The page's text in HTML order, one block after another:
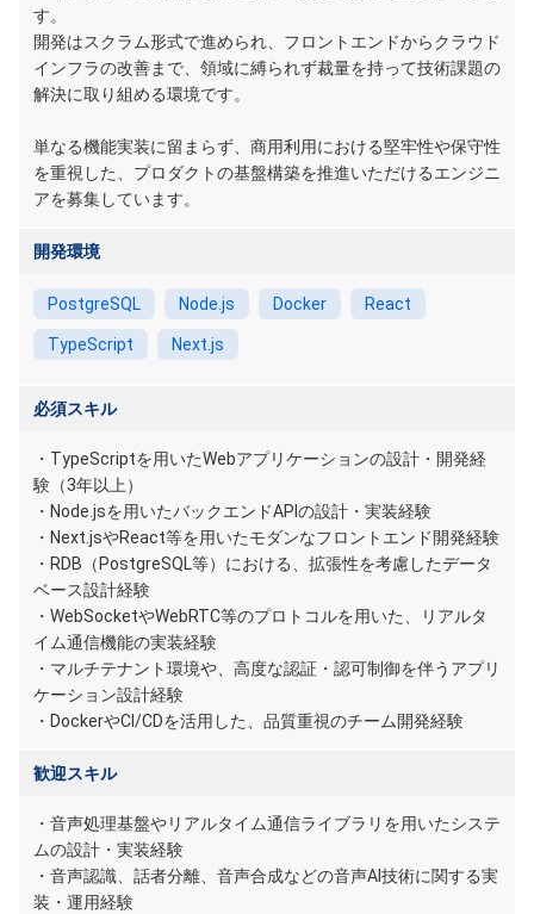
す。
開発はスクラム形式で進められ、フロントエンドからクラウド
インフラの改善まで、領域に縛られず裁量を持って技術課題の
解決に取り組める環境です。
単なる機能実装に留まらず、商用利用における堅牢性や保守性
を重視した、プロダクトの基盤構築を推進いただけるエンジニ
アを募集しています。
開発環境
PostgreSQL Node.js Docker React
TypeScript Next.js
必須スキル
・TypeScriptを用いたWebアプリケーションの設計・開発経
験（3年以上）
・Node.jsを用いたバックエンドAPIの設計・実装経験
・Next.jsやReact等を用いたモダンなフロントエンド開発経験
・RDB（PostgreSQL等）における、拡張性を考慮したデータ
ベース設計経験
・WebSocketやWebRTC等のプロトコルを用いた、リアルタ
イム通信機能の実装経験
・マルチテナント環境や、高度な認証・認可制御を伴うアプリ
ケーション設計経験
・DockerやCI/CDを活用した、品質重視のチーム開発経験
歓迎スキル
・音声処理基盤やリアルタイム通信ライブラリを用いたシステ
ムの設計・実装経験
・音声認識、話者分離、音声合成などの音声AI技術に関する実
装・運用経験